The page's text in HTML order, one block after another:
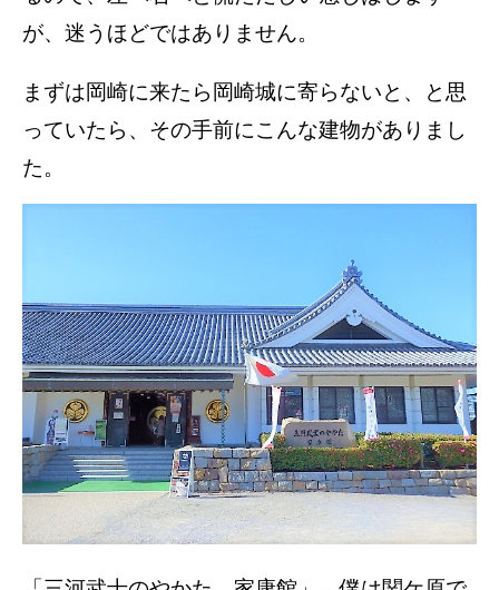
が、迷うほどではありません。
まずは岡崎に来たら岡崎城に寄らないと、と思
っていたら、その手前にこんな建物がありまし
た。